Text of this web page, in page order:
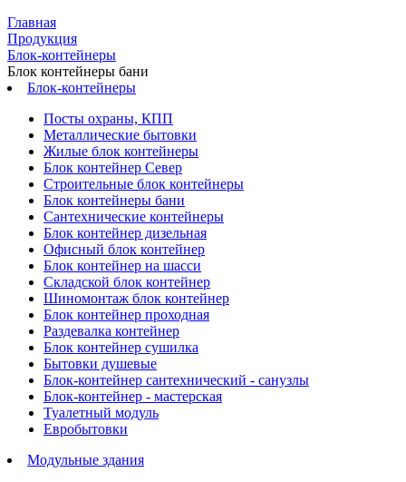
Главная
Продукция
Блок-контейнеры
Блок контейнеры бани
Блок-контейнеры
Посты охраны, КПП
Металлические бытовки
Жилые блок контейнеры
Блок контейнер Север
Строительные блок контейнеры
Блок контейнеры бани
Сантехнические контейнеры
Блок контейнер дизельная
Офисный блок контейнер
Блок контейнер на шасси
Складской блок контейнер
Шиномонтаж блок контейнер
Блок контейнер проходная
Раздевалка контейнер
Блок контейнер сушилка
Бытовки душевые
Блок-контейнер сантехнический - санузлы
Блок-контейнер - мастерская
Туалетный модуль
Евробытовки
Модульные здания